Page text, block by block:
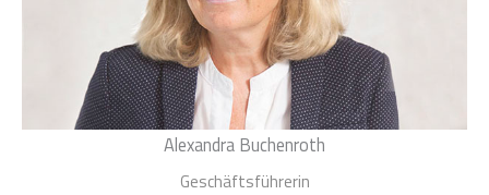
Alexandra Buchenroth
Geschäftsführerin